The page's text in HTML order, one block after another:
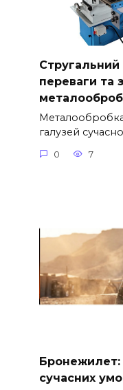
Стругальний
переваги та
галузей
0 7
Бронежилет:
сучасних